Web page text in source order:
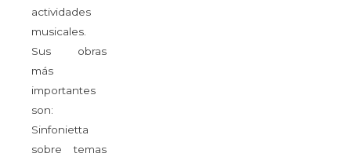
actividades
musicales.
Sus obras
más
importantes
son:
Sinfonietta
sobre temas